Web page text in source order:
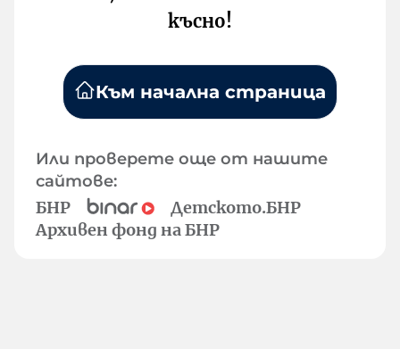
късно!
Към начална страница
Или проверете още от нашите
сайтове:
БНР
Детското.БНР
Архивен фонд на БНР